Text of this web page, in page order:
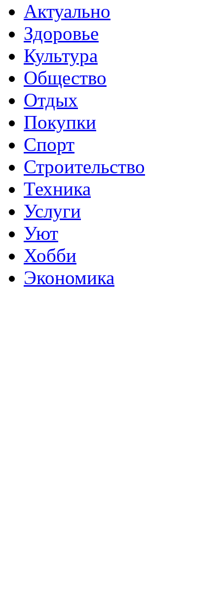
Актуально
Здоровье
Культура
Общество
Отдых
Покупки
Спорт
Строительство
Техника
Услуги
Уют
Хобби
Экономика